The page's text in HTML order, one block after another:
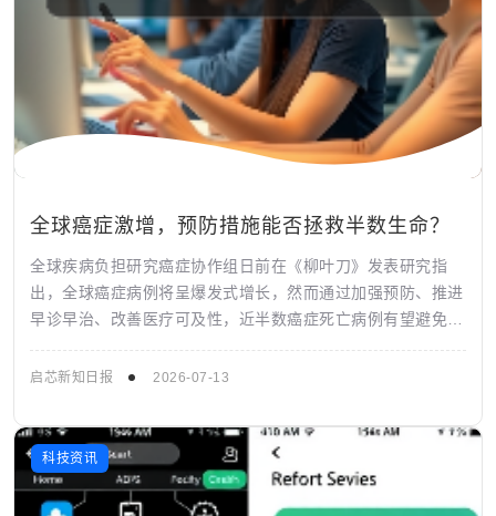
全球癌症激增，预防措施能否拯救半数生命？
全球疾病负担研究癌症协作组日前在《柳叶刀》发表研究指
出，全球癌症病例将呈爆发式增长，然而通过加强预防、推进
早诊早治、改善医疗可及性，近半数癌症死亡病例有望避免。
启芯新知日报 2026-07-13
科技资讯